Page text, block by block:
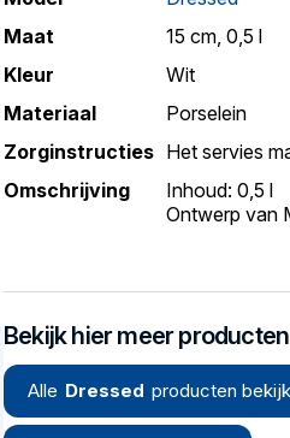
Maat
15 cm, 0,5 l
Kleur
Wit
Materiaal
Porselein
Zorginstructies Het servies
Omschrijving
Inhoud: 0,5 l
Ontwerp van
Bekijk hier meer
Alle Dressed producten